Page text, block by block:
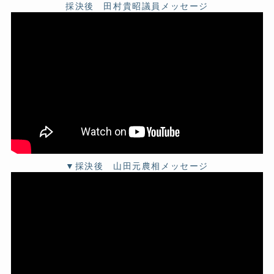
採決後 田村貴昭議員メッセージ
▼採決後 山田元農相メッセージ